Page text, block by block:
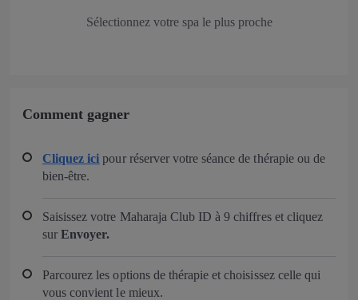
Sélectionnez votre spa le plus proche
Comment gagner
Cliquez ici pour réserver votre séance de thérapie ou de
bien-être.
Saisissez votre Maharaja Club ID à 9 chiffres et cliquez
surEnvoyer.
Parcourez les options de thérapie et choisissez celle qui
vous convient le mieux.